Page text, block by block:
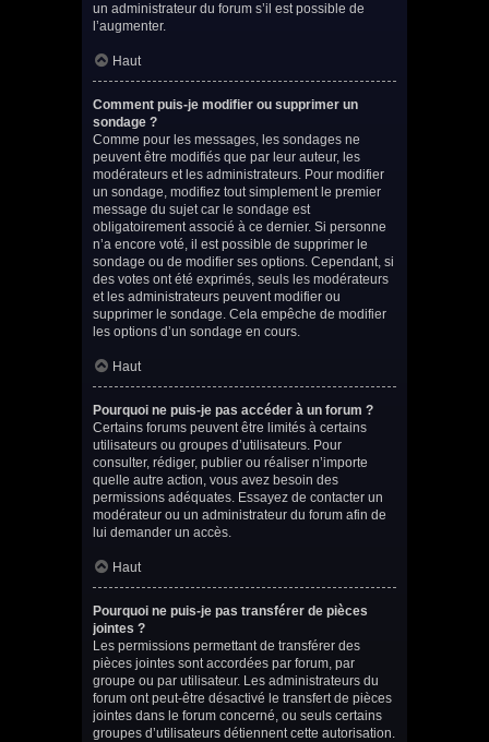
un administrateur du forum s’il est possible de
l’augmenter.
Haut
Comment puis-je modifier ou supprimer un
sondage ?
Comme pour les messages, les sondages ne
peuvent être modifiés que par leur auteur, les
modérateurs et les administrateurs. Pour modifier
un sondage, modifiez tout simplement le premier
message du sujet car le sondage est
obligatoirement associé à ce dernier. Si personne
n’a encore voté, il est possible de supprimer le
sondage ou de modifier ses options. Cependant, si
des votes ont été exprimés, seuls les modérateurs
et les administrateurs peuvent modifier ou
supprimer le sondage. Cela empêche de modifier
les options d’un sondage en cours.
Haut
Pourquoi ne puis-je pas accéder à un forum ?
Certains forums peuvent être limités à certains
utilisateurs ou groupes d’utilisateurs. Pour
consulter, rédiger, publier ou réaliser n’importe
quelle autre action, vous avez besoin des
permissions adéquates. Essayez de contacter un
modérateur ou un administrateur du forum afin de
lui demander un accès.
Haut
Pourquoi ne puis-je pas transférer de pièces
jointes ?
Les permissions permettant de transférer des
pièces jointes sont accordées par forum, par
groupe ou par utilisateur. Les administrateurs du
forum ont peut-être désactivé le transfert de pièces
jointes dans le forum concerné, ou seuls certains
groupes d’utilisateurs détiennent cette autorisation.